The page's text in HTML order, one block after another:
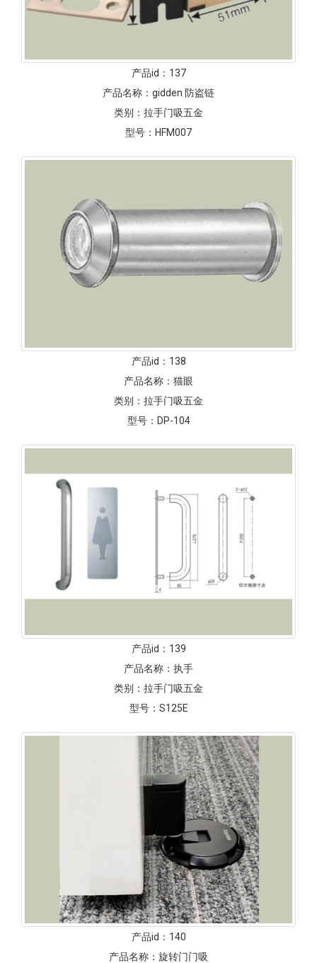
产品id： 137
产品名称： gidden 防盗链
类别： 拉手门吸五金
型号： HFM007
产品id： 138
产品名称： 猫眼
类别： 拉手门吸五金
型号： DP-104
产品id： 139
产品名称： 执手
类别： 拉手门吸五金
型号： S125E
产品id： 140
产品名称： 旋转门门吸